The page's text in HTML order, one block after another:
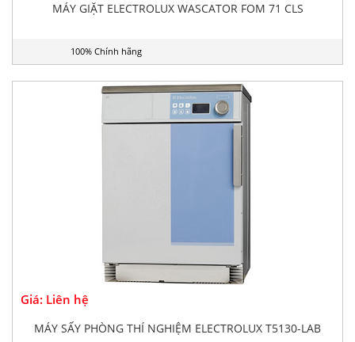
MÁY GIẶT ELECTROLUX WASCATOR FOM 71 CLS
100% Chính hãng
Giá: Liên hệ
MÁY SẤY PHÒNG THÍ NGHIỆM ELECTROLUX T5130-LAB